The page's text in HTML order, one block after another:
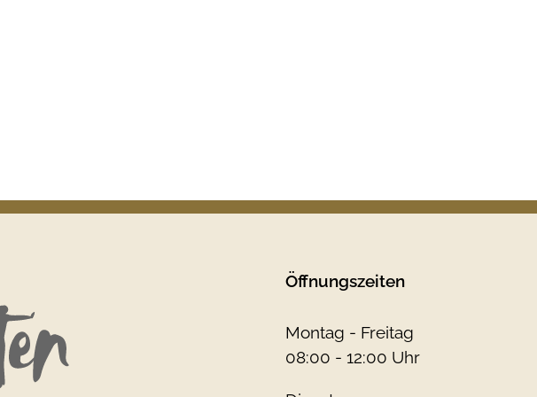
Öffnungszeiten
Montag - Freitag
08:00 - 12:00 Uhr